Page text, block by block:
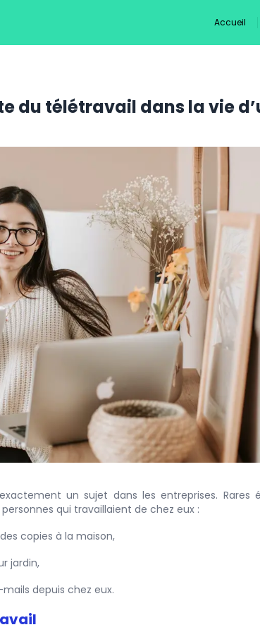
Accueil
du télétravail dans la vie
un sujet dans les entreprises. Rares
qui travaillaient de chez eux :
copies à la maison,
jardin,
depuis chez eux.